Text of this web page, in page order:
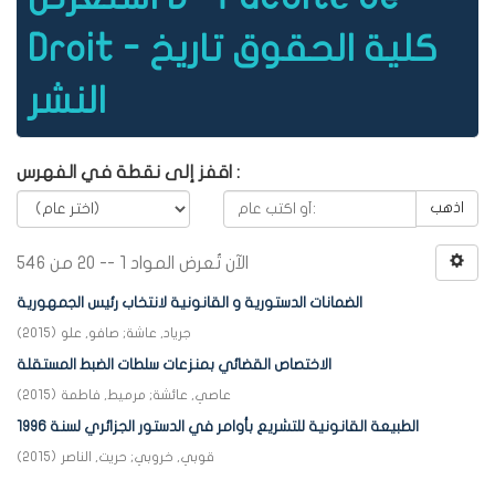
Droit - كلية الحقوق تاريخ
النشر
اقفز إلى نقطة في الفهرس :
اذهب
الآن تُعرض المواد 1 -- 20 من 546
الضمانات الدستورية و القانونية لانتخاب رئيس الجمهورية
جرياد, عاشة; صافو, علو (
2015
)
الاختصاص القضائي بمنزعات سلطات الضبط المستقلة
عاصي, عائشة; مرميط, فاطمة (
2015
)
الطبيعة القانونية للتشريع بأوامر في الدستور الجزائري لسنة 1996
قوبي, خروبي; حريت, الناصر (
2015
)